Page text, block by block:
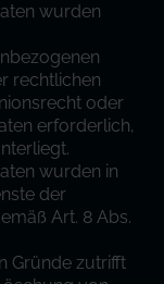
wurden
rechtlichen
oder
erforderlich,
wurden in
der
Art. 8 Abs.
Gründe zutrifft